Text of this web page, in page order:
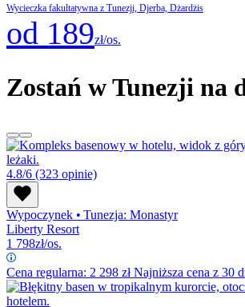
Wycieczka fakultatywna z Tunezji, Djerba, Dżardżis
od 189zł/os.
Zostań w Tunezji na
4.8/6 (323 opinie)
Wypoczynek • Tunezja: Monastyr
Liberty Resort
1 798zł/os.
Cena regularna: 2 298 złNajniższa cena z 30